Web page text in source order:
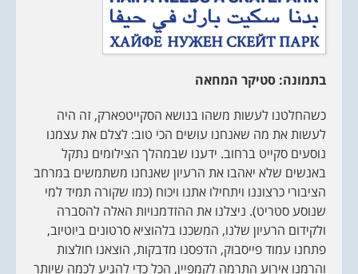
בתמונה: סטיקר המחאה
כשהחלטנו לעשות משהו בנושא הסקייטפארק, זה היה
לעשות את מה שאנחנו עושים הכי טוב: לצלם את עצמנו
נוסעים סקייט ברחוב. ידענו שבמהלך הצילומים נתקל
באנשים שלא יאהבו את הרעיון שאנחנו משתמשים במרחב
הציבורי כרצוננו ויתחילו אתנו ויכוח (כמו שקורה תמיד למי
שנוסע סטריט). ניצלנו את ההזדמנויות האלה להסברה
ולקידום הרעיון שלנו, המשכנו בלהוציא סרטונים ביוטיוב,
פתחנו עמוד פייסבוק, הדפסנו מדבקות, הוצאנו חולצות
והרמנו אירוע התרמה לקמפיין, הכל כדי להגיע לכמה שיותר